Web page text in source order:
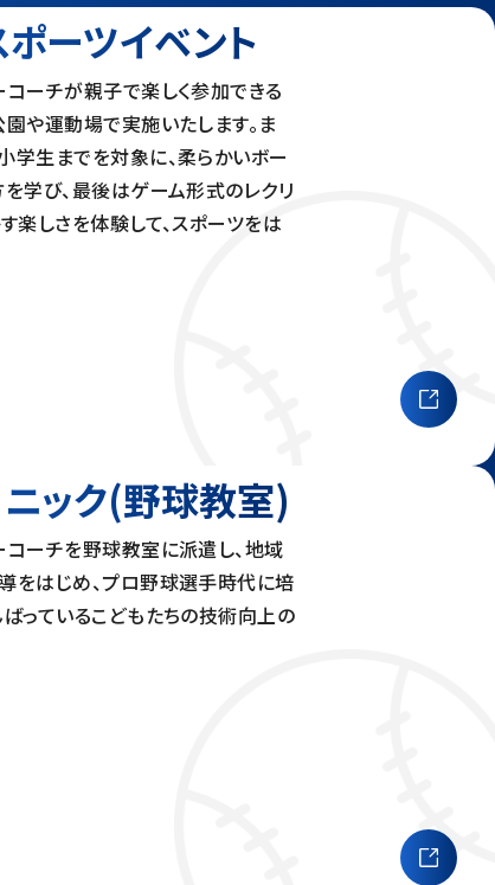
ーツイベント
ーチが親子で楽しく参加できる
や運動場で実施いたします。ま
学生までを対象に、柔らかいボー
学び、最後はゲーム形式のレクリ
楽しさを体験して、スポーツをは
ック(野球教室)
ーチを野球教室に派遣し、地域
をはじめ、プロ野球選手時代に培
っているこどもたちの技術向上の